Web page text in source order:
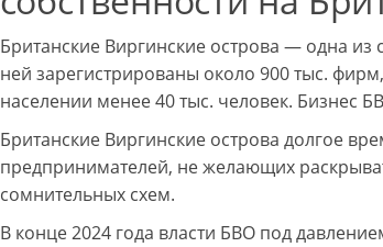
Британские Виргинские острова — одна
ней зарегистрированы около 900 тыс.
населении менее 40 тыс. человек. Бизнес
Британские Виргинские острова долгое
предпринимателей, не желающих
сомнительных схем.
В конце 2024 года власти БВО под